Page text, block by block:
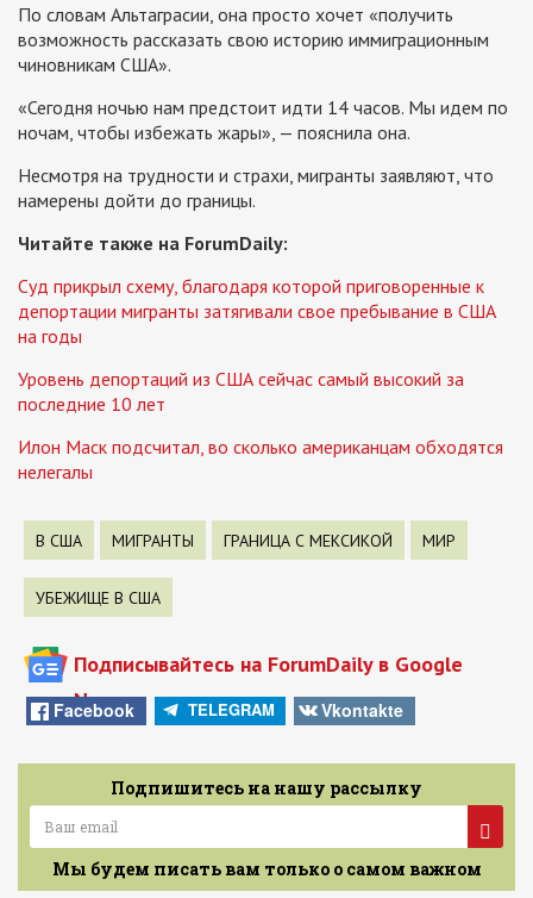
По словам Альтаграсии, она просто хочет «получить
возможность рассказать свою историю иммиграционным
чиновникам США».
«Сегодня ночью нам предстоит идти 14 часов. Мы идем по
ночам, чтобы избежать жары», — пояснила она.
Несмотря на трудности и страхи, мигранты заявляют, что
намерены дойти до границы.
Читайте также на ForumDaily:
Суд прикрыл схему, благодаря которой приговоренные к
депортации мигранты затягивали свое пребывание в США
на годы
Уровень депортаций из США сейчас самый высокий за
последние 10 лет
Илон Маск подсчитал, во сколько американцам обходятся
нелегалы
В США МИГРАНТЫ ГРАНИЦА С МЕКСИКОЙ МИР
УБЕЖИЩЕ В США
Подписывайтесь на ForumDaily в Google
News
Facebook TELEGRAM Vkontakte
Подпишитесь на нашу рассылку
Мы будем писать вам только о самом важном